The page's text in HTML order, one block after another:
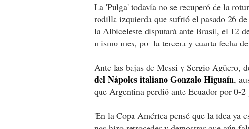
La 'Pulga' todavía no se recuperó de la
rodilla izquierda que sufrió el pasado 26
la Albiceleste disputará ante Brasil, el 12
mismo mes, por la tercera y cuarta fecha
Ante las bajas de Messi y Sergio Agüero,
del Nápoles italiano Gonzalo Higuaín,
que Argentina perdió ante Ecuador por 0-2
'En la Copa América pensé que la idea ya